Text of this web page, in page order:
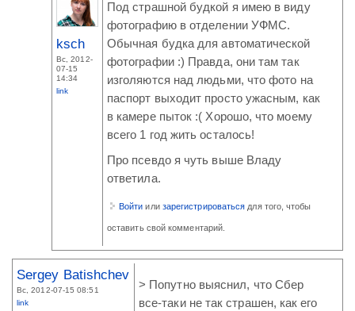
ksch
Вс, 2012-
07-15
14:34
link
Под страшной будкой я имею в виду
фотографию в отделении УФМС.
Обычная будка для автоматической
фотографии :) Правда, они там так
изголяются над людьми, что фото на
паспорт выходит просто ужасным, как
в камере пыток :( Хорошо, что моему
всего 1 год жить осталось!
Про псевдо я чуть выше Владу
ответила.
Войти или зарегистрироваться для того, чтобы
оставить свой комментарий.
Sergey Batishchev
Вс, 2012-07-15 08:51
link
> Попутно выяснил, что Сбер
все-таки не так страшен, как его